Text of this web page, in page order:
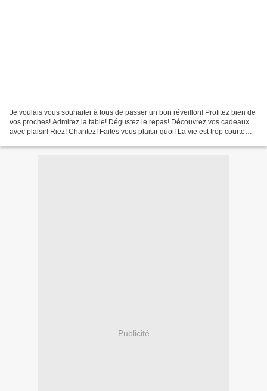
Je voulais vous souhaiter à tous de passer un bon réveillon! Profitez bien de
vos proches! Admirez la table! Dégustez le repas! Découvrez vos cadeaux
avec plaisir! Riez! Chantez! Faites vous plaisir quoi! La vie est trop courte
Publicité